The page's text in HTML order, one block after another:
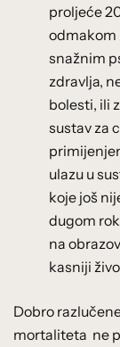
proljeće
odmakom
snažnim
zdravlja,
bolesti, ili
sustav za
ulazu u
koje još
dugom
na
kasniji
Dobro
mortaliteta ne